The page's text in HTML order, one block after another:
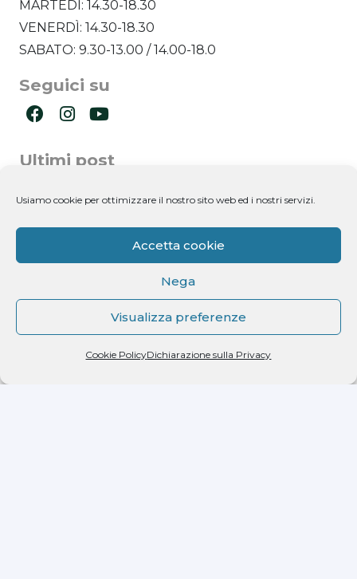
Usiamo cookie per ottimizzare il nostro sito web ed i nostri servizi.
Accetta cookie
Nega
Visualizza preferenze
Cookie PolicyDichiarazione sulla Privacy
MARTEDÌ: 14.30-18.30
VENERDÌ: 14.30-18.30
SABATO: 9.30-13.00 / 14.00-18.0
Seguici su
Ultimi post
Newsletter
Dichiaro di aver letto l'informativa ricevuta ai
sensi dell'art. 13 del D.lgs. n. 196/2003 e di